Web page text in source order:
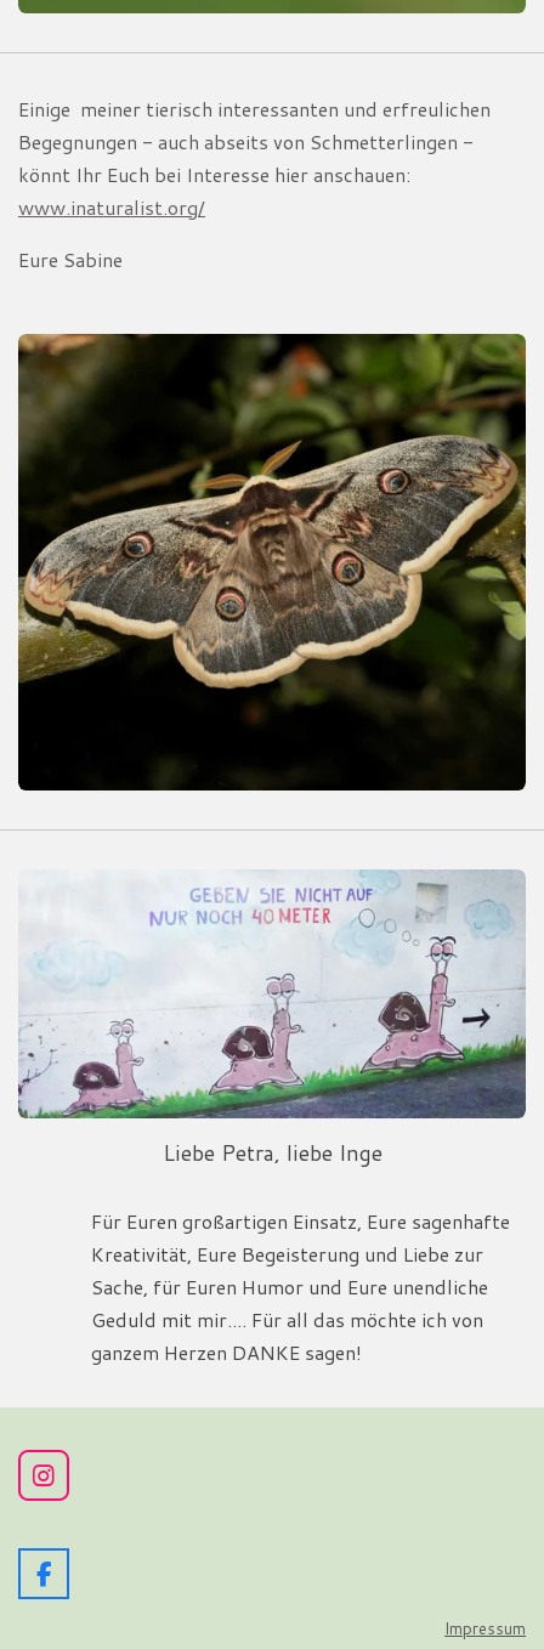
Einige meiner tierisch interessanten und erfreulichen
Begegnungen - auch abseits von Schmetterlingen -
könnt Ihr Euch bei Interesse hier anschauen:
www.inaturalist.org/
Eure Sabine
Liebe Petra, liebe Inge
Für Euren großartigen Einsatz, Eure sagenhafte
Kreativität, Eure Begeisterung und Liebe zur
Sache, für Euren Humor und Eure unendliche
Geduld mit mir.... Für all das möchte ich von
ganzem Herzen DANKE sagen!
I
n
t
a
g
F
a
Impressum